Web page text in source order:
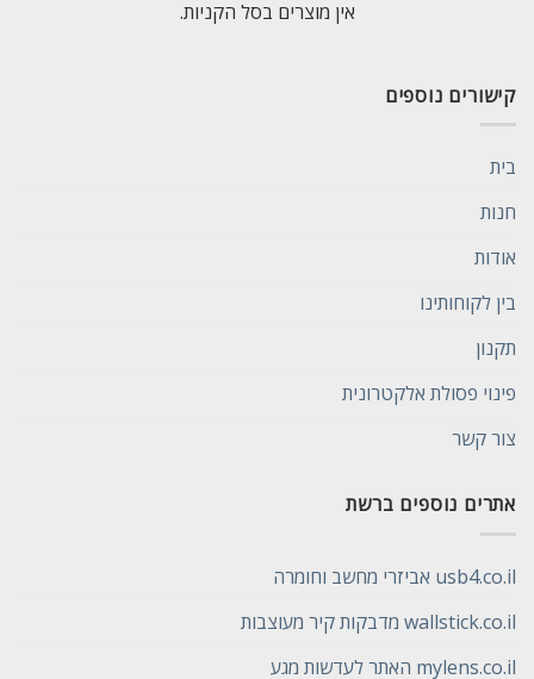
אין מוצרים בסל הקניות.
קישורים נוספים
בית
חנות
אודות
בין לקוחותינו
תקנון
פינוי פסולת אלקטרונית
צור קשר
אתרים נוספים ברשת
usb4.co.il אביזרי מחשב וחומרה
wallstick.co.il מדבקות קיר מעוצבות
mylens.co.il האתר לעדשות מגע